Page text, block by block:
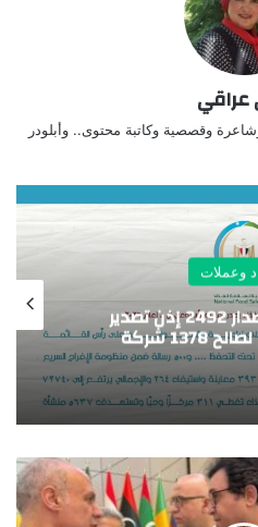
وقصصية وكاتبة محتوى.. وأبلودر
تستعرض محاور
الشاملة” وآليات تمويل